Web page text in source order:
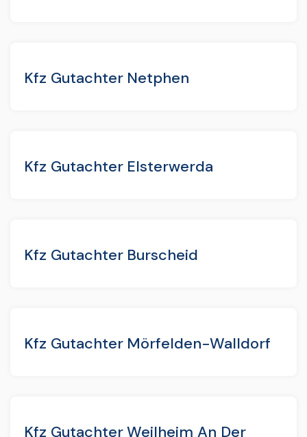
Kfz Gutachter Netphen
Kfz Gutachter Elsterwerda
Kfz Gutachter Burscheid
Kfz Gutachter Mörfelden-Walldorf
Kfz Gutachter Weilheim An Der